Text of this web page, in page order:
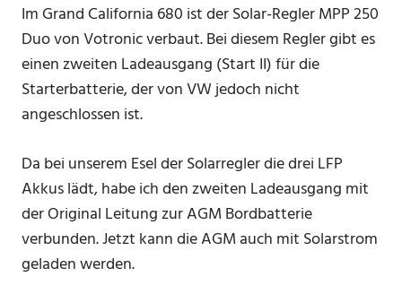
Im Grand California 680 ist der Solar-Regler MPP 250
Duo von Votronic verbaut. Bei diesem Regler gibt es
einen zweiten Ladeausgang (Start II) für die
Starterbatterie, der von VW jedoch nicht
angeschlossen ist.
Da bei unserem Esel der Solarregler die drei LFP
Akkus lädt, habe ich den zweiten Ladeausgang mit
der Original Leitung zur AGM Bordbatterie
verbunden. Jetzt kann die AGM auch mit Solarstrom
geladen werden.